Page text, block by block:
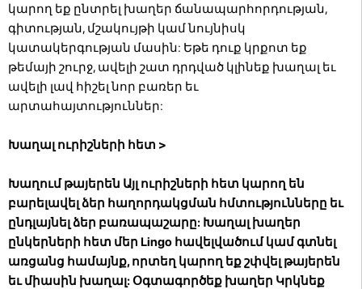
կարող եք ընտրել խաղեր ճանապարհորդության,
գիտության, մշակույթի կամ նույնիսկ
կատակերգության մասին: Եթե ​​դուք կրքոտ եք
թեմայի շուրջ, ավելի շատ դրդված կլինեք խաղալ եւ
ավելի լավ հիշել նոր բառեր եւ
արտահայտություններ:
Խաղալ ուրիշների հետ >
Խաղում թայերեն Այլ ուրիշների հետ կարող են
բարելավել ձեր հաղորդակցման հմտությունները եւ
ընդլայնել ձեր բառապաշարը: Խաղալ խաղեր
ընկերների հետ մեր Lingo հավելվածում կամ գտնել
առցանց համայնք, որտեղ կարող եք շփվել թայերեն
եւ միասին խաղալ:Օգտագործեք խաղեր Կրկնեք